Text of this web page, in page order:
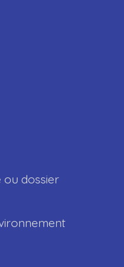
ou dossier